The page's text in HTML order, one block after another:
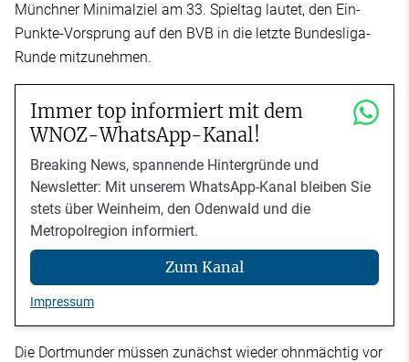
Münchner Minimalziel am 33. Spieltag lautet, den Ein-
Punkte-Vorsprung auf den BVB in die letzte Bundesliga-
Runde mitzunehmen.
Immer top informiert mit dem
WNOZ-WhatsApp-Kanal!
Breaking News, spannende Hintergründe und
Newsletter: Mit unserem WhatsApp-Kanal bleiben Sie
stets über Weinheim, den Odenwald und die
Metropolregion informiert.
Zum Kanal
Impressum
Die Dortmunder müssen zunächst wieder ohnmächtig vor